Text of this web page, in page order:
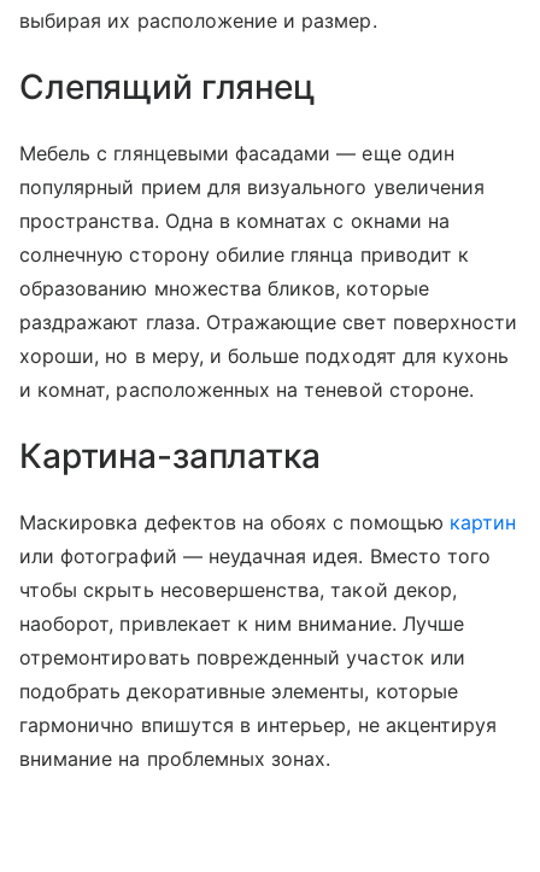
выбирая их расположение и размер.
Слепящий глянец
Мебель с глянцевыми фасадами — еще один
популярный прием для визуального увеличения
пространства. Одна в комнатах с окнами на
солнечную сторону обилие глянца приводит к
образованию множества бликов, которые
раздражают глаза. Отражающие свет поверхности
хороши, но в меру, и больше подходят для кухонь
и комнат, расположенных на теневой стороне.
Картина-заплатка
Маскировка дефектов на обоях с помощью картин
или фотографий — неудачная идея. Вместо того
чтобы скрыть несовершенства, такой декор,
наоборот, привлекает к ним внимание. Лучше
отремонтировать поврежденный участок или
подобрать декоративные элементы, которые
гармонично впишутся в интерьер, не акцентируя
внимание на проблемных зонах.